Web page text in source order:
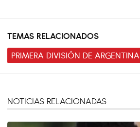
TEMAS RELACIONADOS
PRIMERA DIVISIÓN DE ARGENTINA
NOTICIAS RELACIONADAS